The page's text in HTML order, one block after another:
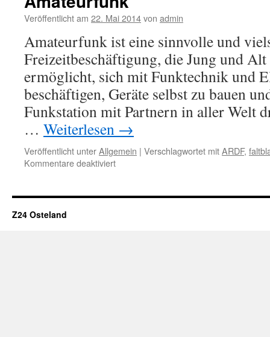
Veröffentlicht am 22. Mai 2014von admin
Amateurfunk ist eine sinnvolle und
Freizeitbeschäftigung, die Jung und
ermöglicht, sich mit Funktechnik und
beschäftigen, Geräte selbst zu bauen
Funkstation mit Partnern in aller Welt
… Weiterlesen →
Veröffentlicht unterAllgemein | Verschlagwortet mitARDF,
Kommentare deaktiviertfür
Z24 Osteland